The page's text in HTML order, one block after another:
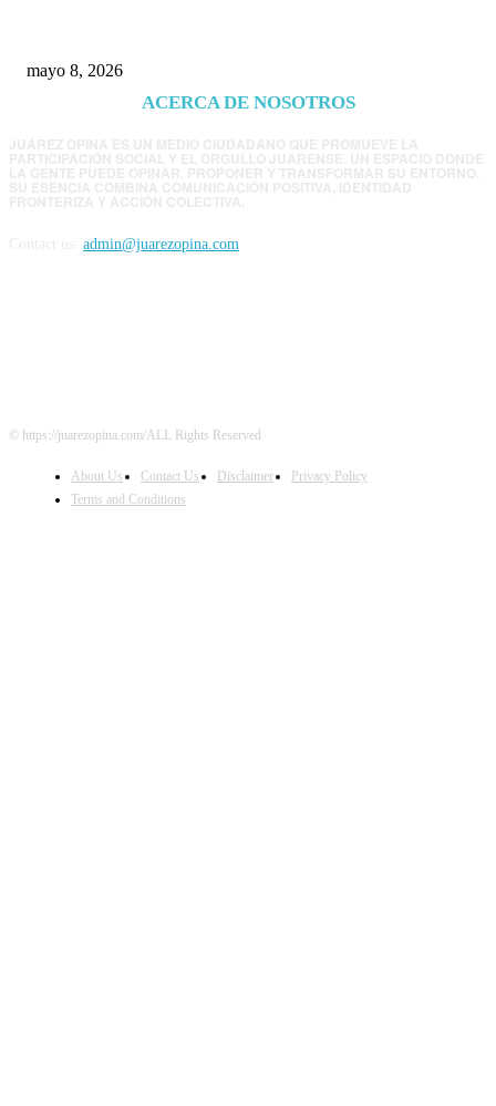
mayo 8, 2026
ACERCA DE NOSOTROS
admin@juarezopina.com
© https://juarezopina.com/ALL Rights Reserved
About Us Contact Us Disclaimer
Privacy Policy
Terms and Conditions